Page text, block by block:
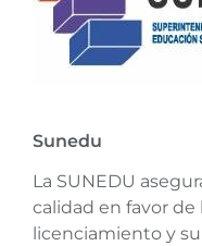
Sunedu
La SUNEDU
calidad en favor de
licenciamiento y